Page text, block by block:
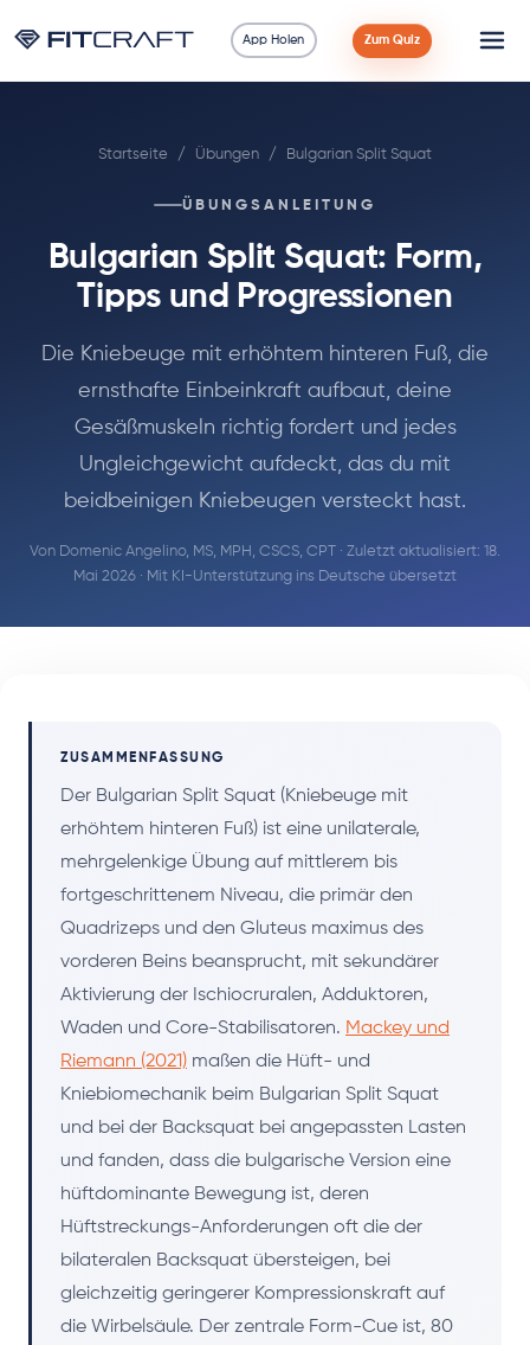
App Holen Zum Quiz
Ratgeber
90 Tage
Übungen
Startseite / Übungen / Bulgarian Split Squat
ÜBUNGSANLEITUNG
Bulgarian Split Squat: Form,
Tipps und Progressionen
Die Kniebeuge mit erhöhtem hinteren Fuß, die
ernsthafte Einbeinkraft aufbaut, deine
Gesäßmuskeln richtig fordert und jedes
Ungleichgewicht aufdeckt, das du mit
beidbeinigen Kniebeugen versteckt hast.
Von Domenic Angelino, MS, MPH, CSCS, CPT · Zuletzt aktualisiert: 18.
Mai 2026 · Mit KI-Unterstützung ins Deutsche übersetzt
ZUSAMMENFASSUNG
Der Bulgarian Split Squat (Kniebeuge mit
erhöhtem hinteren Fuß) ist eine unilaterale,
mehrgelenkige Übung auf mittlerem bis
fortgeschrittenem Niveau, die primär den
Quadrizeps und den Gluteus maximus des
vorderen Beins beansprucht, mit sekundärer
Aktivierung der Ischiocruralen, Adduktoren,
Waden und Core-Stabilisatoren. Mackey und
Riemann (2021) maßen die Hüft- und
Kniebiomechanik beim Bulgarian Split Squat
und bei der Backsquat bei angepassten Lasten
und fanden, dass die bulgarische Version eine
hüftdominante Bewegung ist, deren
Hüftstreckungs-Anforderungen oft die der
bilateralen Backsquat übersteigen, bei
gleichzeitig geringerer Kompressionskraft auf
die Wirbelsäule. Der zentrale Form-Cue ist, 80